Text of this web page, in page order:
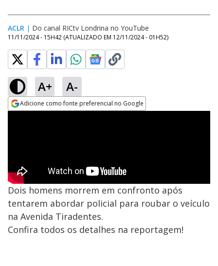
ACLR | Do canal RICtv Londrina no YouTube
11/11/2024 - 15H42 (ATUALIZADO EM 12/11/2024 - 01H52)
A+ A-
Adicione como fonte preferencial no Google
Dois homens morrem em confronto após
tentarem abordar policial para roubar o veículo
na Avenida Tiradentes.
Confira todos os detalhes na reportagem!